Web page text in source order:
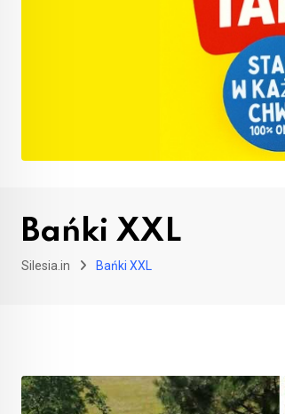
Bańki XXL
Silesia.in Bańki XXL